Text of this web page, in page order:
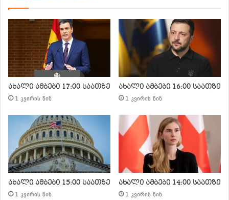
ახალი ამბები 17:00 საათზე
1 კვირის წინ
ახალი ამბები 16:00 საათზე
1 კვირის წინ
ახალი ამბები 15:00 საათზე
1 კვირის წინ
ახალი ამბები 14:00 საათზე
1 კვირის წინ